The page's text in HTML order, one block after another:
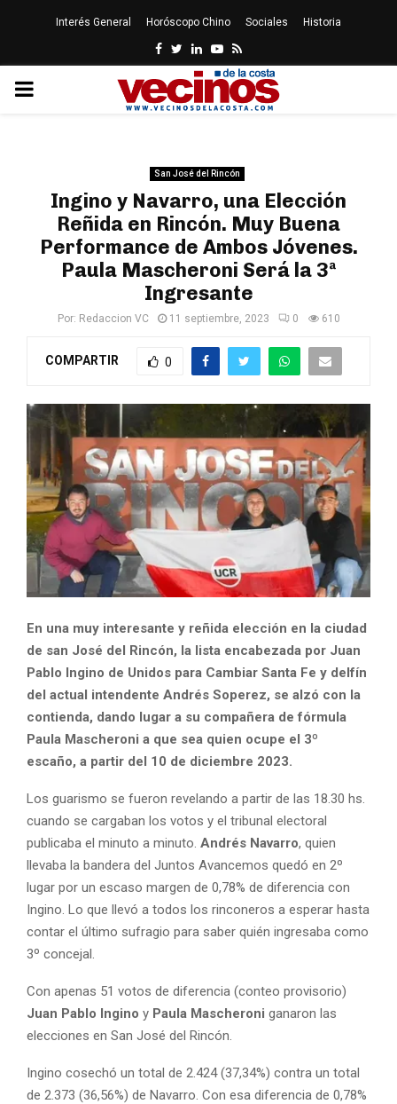
Interés General Horóscopo Chino Sociales Historia
Facebook
Twitter
LinkedinYoutube
Rss
PRIMARY
San José del Rincón
Ingino y Navarro, una Elección
Reñida en Rincón. Muy Buena
Performance de Ambos Jóvenes.
Paula Mascheroni Será la 3ª
Ingresante
Por: Redaccion VC 11 septiembre, 2023 0 610
COMPARTIR 0
En una muy interesante y reñida elección en la ciudad
de san José del Rincón, la lista encabezada por Juan
Pablo Ingino de Unidos para Cambiar Santa Fe y delfín
del actual intendente Andrés Soperez, se alzó con la
contienda, dando lugar a su compañera de fórmula
Paula Mascheroni a que sea quien ocupe el 3º
escaño, a partir del 10 de diciembre 2023.
Los guarismo se fueron revelando a partir de las 18.30 hs.
cuando se cargaban los votos y el tribunal electoral
publicaba el minuto a minuto. Andrés Navarro, quien
llevaba la bandera del Juntos Avancemos quedó en 2º
lugar por un escaso margen de 0,78% de diferencia con
Ingino. Lo que llevó a todos los rinconeros a esperar hasta
contar el último sufragio para saber quién ingresaba como
3º concejal.
Con apenas 51 votos de diferencia (conteo provisorio)
Juan Pablo Ingino y Paula Mascheroni ganaron las
elecciones en San José del Rincón.
Ingino cosechó un total de 2.424 (37,34%) contra un total
de 2.373 (36,56%) de Navarro. Con esa diferencia de 0,78%